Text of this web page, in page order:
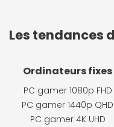
Les tendances
Ordinateurs fixes
PC gamer 1080p FHD
PC gamer 1440p QHD
PC gamer 4K UHD